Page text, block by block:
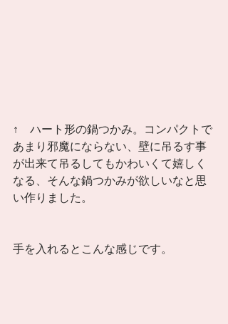
↑　ハート形の鍋つかみ。コンパクトで
あまり邪魔にならない、壁に吊るす事
が出来て吊るしてもかわいくて嬉しく
なる、そんな鍋つかみが欲しいなと思
い作りました。
手を入れるとこんな感じです。